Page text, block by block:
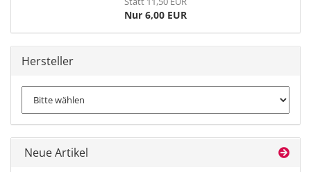
Nur 6,00 EUR
Hersteller
Neue Artikel